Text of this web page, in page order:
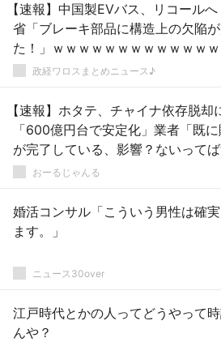
【速報】中国製EVバス、リコール
省「ブレーキ部品に構造上の欠陥
た！」ｗｗｗｗｗｗｗｗｗｗｗｗ
ｗｗｗ政経ワロスまとめニュース♪
【速報】ホタテ、チャイナ依存脱却
「600億円台で安定化」業者「既
が完了している、影響？ないってば
おーるじゃんる
婚活コンサル「こういう男性は確
ます。」
ニュース30over
江戸時代とかの人ってどうやって
んや？